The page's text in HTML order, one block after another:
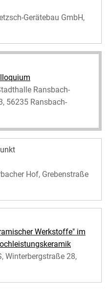
Gerätebau GmbH,
Ransbach-
56235 Ransbach-
Hof, Grebenstraße
Werkstoffe" im
Winterbergstraße 28,